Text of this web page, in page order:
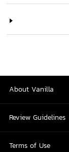
About Vanilla
Review Guidelines
Terms of Use